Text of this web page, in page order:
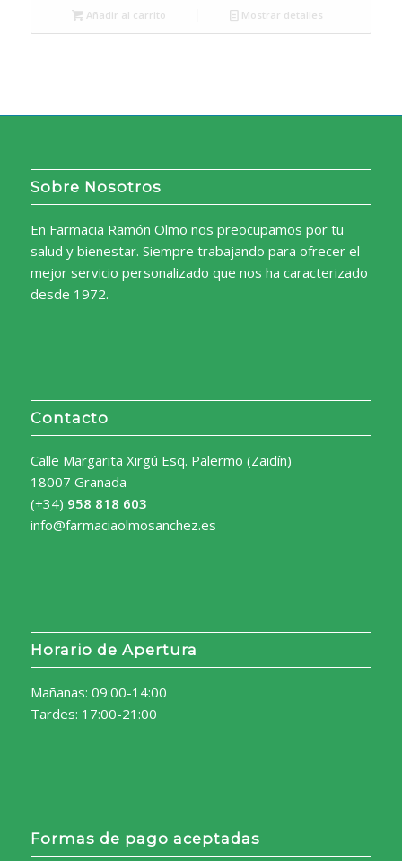
Añadir al carrito Mostrar detalles
Sobre Nosotros
En Farmacia Ramón Olmo nos preocupamos por tu
salud y bienestar. Siempre trabajando para ofrecer el
mejor servicio personalizado que nos ha caracterizado
desde 1972.
Contacto
Calle Margarita Xirgú Esq. Palermo (Zaidín)
18007 Granada
(+34) 958 818 603
info@farmaciaolmosanchez.es
Horario de Apertura
Mañanas: 09:00-14:00
Tardes: 17:00-21:00
Formas de pago aceptadas